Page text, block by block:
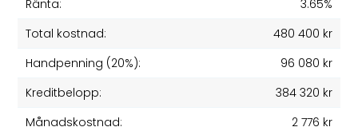
Ränta:
3.65%
Total kostnad:
480 400 kr
Handpenning (20%):
96 080 kr
Kreditbelopp:
384 320 kr
Månadskostnad:
2 776 kr